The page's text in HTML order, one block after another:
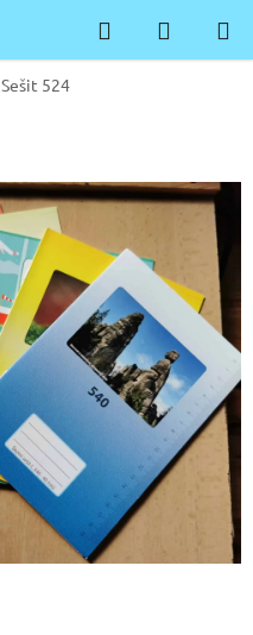
Hledat
KOŠÍK
Sešit 524